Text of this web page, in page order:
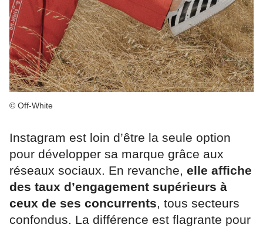
© Off-White
Instagram est loin d’être la seule option
pour développer sa marque grâce aux
réseaux sociaux. En revanche, elle affiche
des taux d’engagement supérieurs à
ceux de ses concurrents, tous secteurs
confondus. La différence est flagrante pour